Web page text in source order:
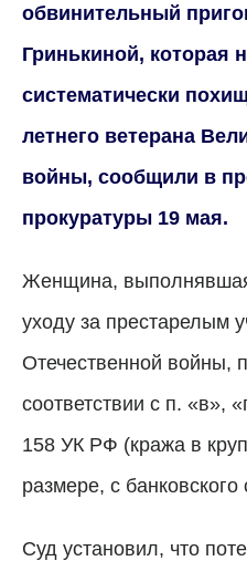
обвинительный
Гринькиной, которая
систематически
летнего ветерана
войны, сообщили в
прокуратуры 19 мая.
Женщина,
уходу за престарелым
Отечественной войны,
соответствии с п. «в»,
158 УК РФ (кража в
размере, с банковского
Суд установил, что